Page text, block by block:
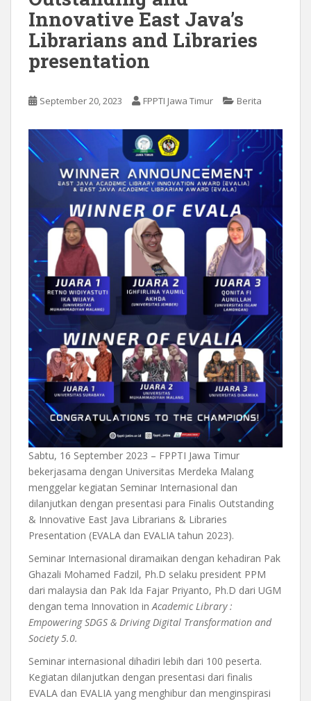
Innovative East Java’s
Librarians and Libraries
presentation
September 20, 2023 FPPTI Jawa Timur Berita
Sabtu, 16 September 2023 – FPPTI Jawa Timur
bekerjasama dengan Universitas Merdeka Malang
menggelar kegiatan Seminar Internasional dan
dilanjutkan dengan presentasi para Finalis Outstanding
& Innovative East Java Librarians & Libraries
Presentation (EVALA dan EVALIA tahun 2023).
Seminar Internasional diramaikan dengan kehadiran Pak
Ghazali Mohamed Fadzil, Ph.D selaku president PPM
dari malaysia dan Pak Ida Fajar Priyanto, Ph.D dari UGM
dengan tema Innovation in Academic Library :
Empowering SDGS & Driving Digital Transformation and
Society 5.0.
Seminar internasional dihadiri lebih dari 100 peserta.
Kegiatan dilanjutkan dengan presentasi dari finalis
EVALA dan EVALIA yang menghibur dan menginspirasi